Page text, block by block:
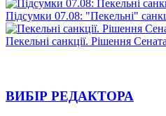
Підсумки 07.08: "Пекельні"
Пекельні санкції. Рішення
ВИБІР РЕДАКТОРА